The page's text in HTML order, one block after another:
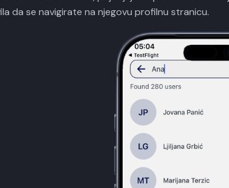
da se navigirate na njegovu profilnu stranicu.